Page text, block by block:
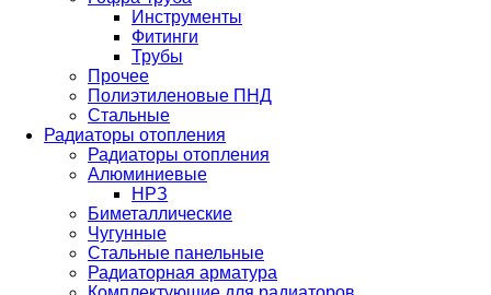
Инструменты
Фитинги
Трубы
Прочее
Полиэтиленовые ПНД
Стальные
Радиаторы отопления
Радиаторы отопления
Алюминиевые
НРЗ
Биметаллические
Чугунные
Стальные панельные
Радиаторная арматура